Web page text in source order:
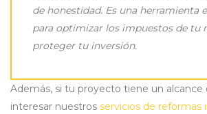
de honestidad. Es una herramienta
para optimizar los impuestos de tu
proteger tu inversión.
Además, si tu proyecto tiene un alcance
interesar nuestros servicios de reformas